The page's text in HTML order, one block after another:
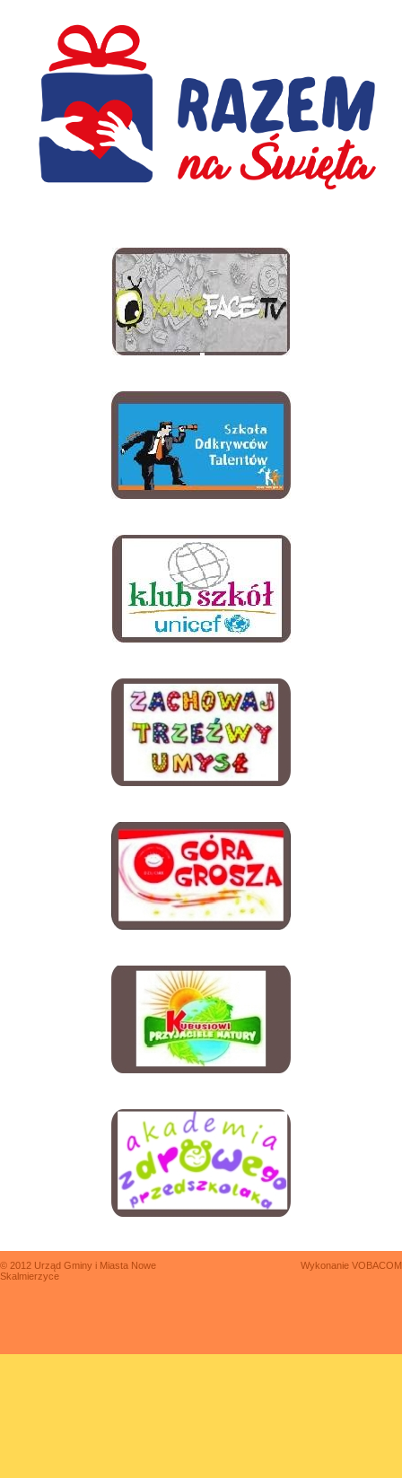
© 2012 Urząd Gminy i Miasta Nowe
Skalmierzyce
Wykonanie VOBACOM